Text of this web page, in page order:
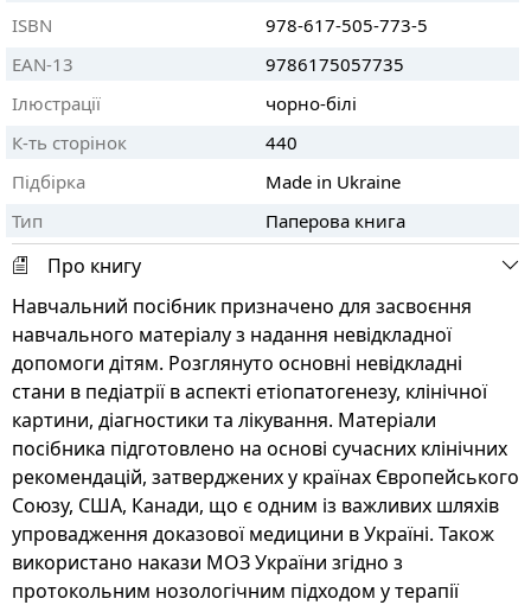
ISBN
978-617-505-773-5
EAN-13
9786175057735
Ілюстрації
чорно-білі
К-ть сторінок
440
Підбірка
Made in Ukraine
Тип
Паперова книга
Про книгу
Навчальний посібник призначено для засвоєння
навчального матеріалу з надання невідкладної
допомоги дітям. Розглянуто основні невідкладні
стани в педіатрії в аспекті етіопатогенезу, клінічної
картини, діагностики та лікування. Матеріали
посібника підготовлено на основі сучасних клінічних
рекомендацій, затверджених у країнах Європейського
Союзу, США, Канади, що є одним із важливих шляхів
упровадження доказової медицини в Україні. Також
використано накази МОЗ України згідно з
протокольним нозологічним підходом у терапії